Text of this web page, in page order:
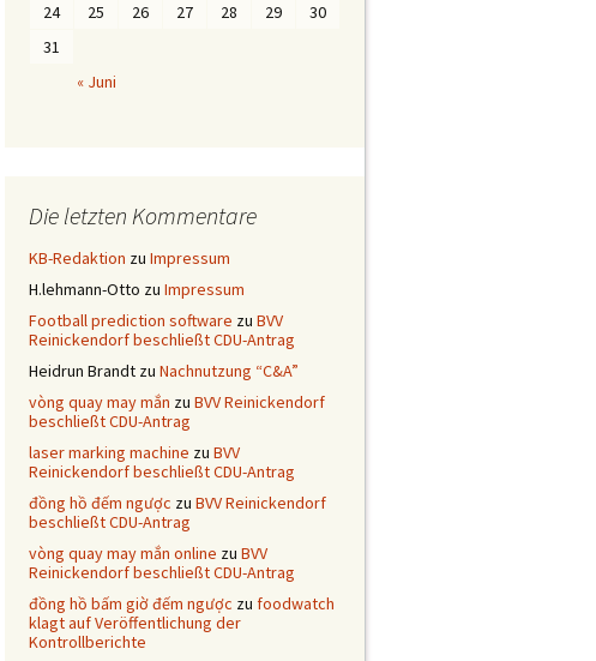
« Juni
24
25 26 27 28 29
30
31
Die letzten Kommentare
KB-Redaktion zu Impressum
H.lehmann-Otto zu Impressum
Football prediction software zu BVV
Reinickendorf beschließt CDU-Antrag
Heidrun Brandt zu Nachnutzung “C&A”
vòng quay may mắn zu BVV Reinickendorf
beschließt CDU-Antrag
laser marking machine zu BVV
Reinickendorf beschließt CDU-Antrag
đồng hồ đếm ngược zu BVV Reinickendorf
beschließt CDU-Antrag
vòng quay may mắn online zu BVV
Reinickendorf beschließt CDU-Antrag
đồng hồ bấm giờ đếm ngược zu foodwatch
klagt auf Veröffentlichung der
Kontrollberichte